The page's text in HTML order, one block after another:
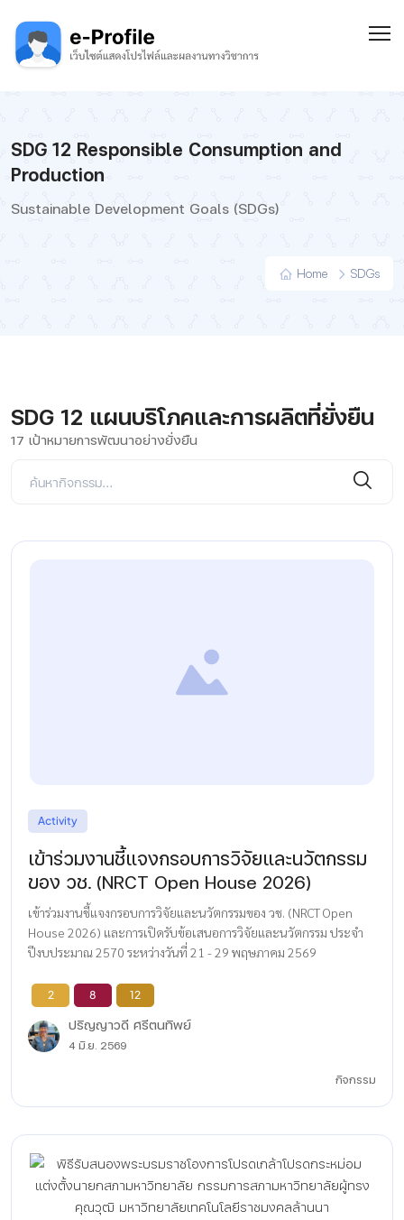
SDG 12 Responsible Consumption and
Production
Sustainable Development Goals (SDGs)
Home SDGs
SDG 12 แผนบริโภคและการผลิตที่ยั่งยืน
17 เป้าหมายการพัฒนาอย่างยั่งยืน
Activity
เข้าร่วมงานชี้แจงกรอบการวิจัยและนวัตกรรม
ของ วช. (NRCT Open House 2026)
เข้าร่วมงานชี้แจงกรอบการวิจัยและนวัตกรรมของ วช. (NRCT Open
House 2026) และการเปิดรับข้อเสนอการวิจัยและนวัตกรรม ประจํา
ปีงบประมาณ 2570 ระหว่างวันที่ 21 - 29 พฤษภาคม 2569
2 8 12
ปริญญาวดี ศรีตนทิพย์
4 มิ.ย. 2569
กิจกรรม